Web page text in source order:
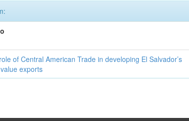
of Central American Trade in developing El Salvador’s
exports